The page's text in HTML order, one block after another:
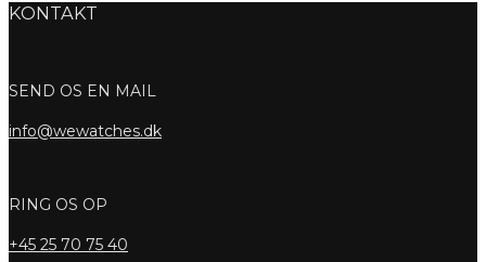
KONTAKT
SEND OS EN MAIL
info@wewatches.dk
RING OS OP
+45 25 70 75 40